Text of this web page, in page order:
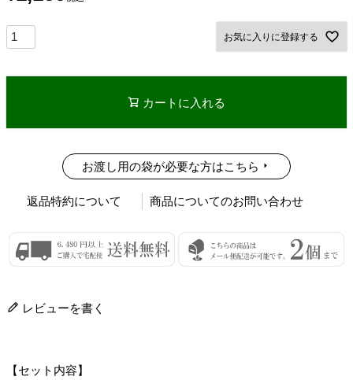
お気に入りに登録する
カートに入れる
お渡し用の袋が必要な方はこちら
返品特約について 商品についてのお問い合わせ
レビューを書く
【セット内容】